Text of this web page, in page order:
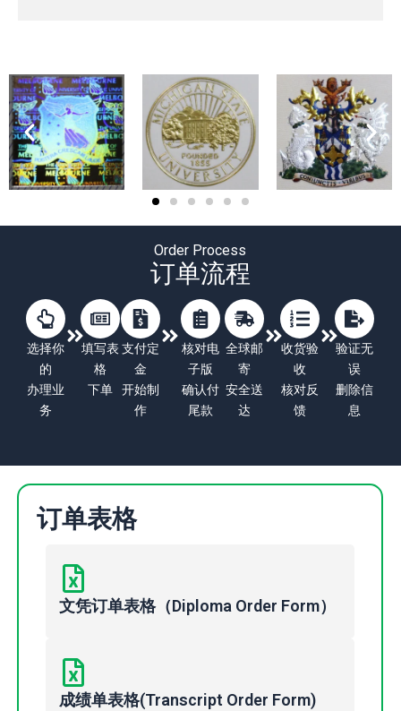
Order Process
订单流程
选择你
的
办理业
务
填写表
格
下单
支付定
金
开始制
作
核对电
子版
确认付
尾款
全球邮
寄
安全送
达
收货验
收
核对反
馈
验证无
误
删除信
息
订单表格
文凭订单表格（Diploma Order Form）
成绩单表格(Transcript Order Form)